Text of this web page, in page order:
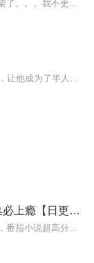
这个道士不简单|降妖除魔|三集必上瘾【日更20集】